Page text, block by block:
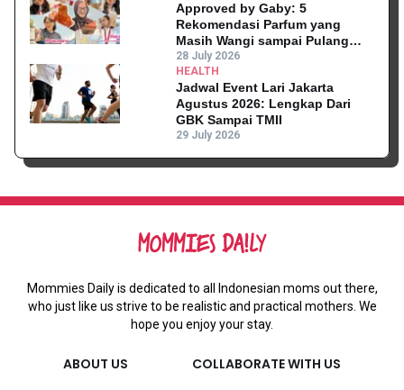
Approved by Gaby: 5
Rekomendasi Parfum yang
Masih Wangi sampai Pulang
Kantor
28 July 2026
HEALTH
Jadwal Event Lari Jakarta
Agustus 2026: Lengkap Dari
GBK Sampai TMII
29 July 2026
Mommies Daily is dedicated to all Indonesian moms out there,
who just like us strive to be realistic and practical mothers. We
hope you enjoy your stay.
ABOUT US COLLABORATE WITH US